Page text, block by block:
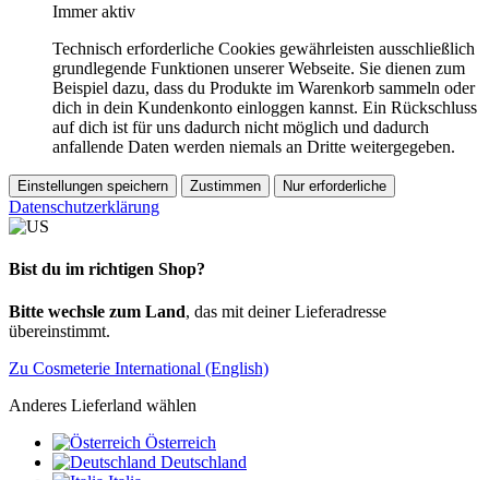
Immer aktiv
Technisch erforderliche Cookies gewährleisten ausschließlich
grundlegende Funktionen unserer Webseite. Sie dienen zum
Beispiel dazu, dass du Produkte im Warenkorb sammeln oder
dich in dein Kundenkonto einloggen kannst. Ein Rückschluss
auf dich ist für uns dadurch nicht möglich und dadurch
anfallende Daten werden niemals an Dritte weitergegeben.
Einstellungen speichern Zustimmen Nur erforderliche
Datenschutzerklärung
Bist du im richtigen Shop?
Bitte wechsle zum Land, das mit deiner Lieferadresse
übereinstimmt.
Zu Cosmeterie International (English)
Anderes Lieferland wählen
Österreich
Deutschland